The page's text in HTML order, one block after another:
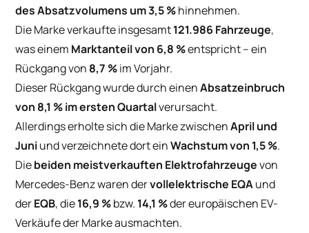
des Absatzvolumens um 3,5 %hinnehmen.
Die Marke verkaufte insgesamt121.986 Fahrzeuge,
was einem Marktanteil von 6,8 %entspricht – ein
Rückgang von 8,7 %im Vorjahr.
Dieser Rückgang wurde durch einenAbsatzeinbruch
von 8,1 % im ersten Quartalverursacht.
Allerdings erholte sich die Marke zwischenApril und
Juniund verzeichnete dort einWachstum von 1,5 %.
Diebeiden meistverkauften Elektrofahrzeugevon
Mercedes-Benz waren dervollelektrische EQAund
derEQB, die16,9 %bzw. 14,1 %der europäischen EV-
Verkäufe der Marke ausmachten.